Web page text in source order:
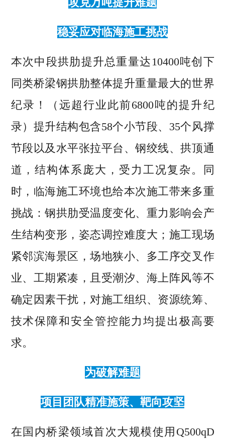
稳妥应对临海施工挑战
本次中段拱肋提升总重量达 10400吨创下
同类桥梁钢拱肋整体提升重量最大的世界
纪录！
（远超行业此前6800吨的提升纪
录） 提升结构包含58个小节段、35个风撑
节段以及水平张拉平台、钢绞线、拱顶通
道，结构体系庞大，受力工况复杂。同
时，临海施工环境也给本次施工带来多重
挑战：钢拱肋受温度变化、重力影响会产
生结构变形，姿态调控难度大；施工现场
紧邻滨海景区，场地狭小、多工序交叉作
业、工期紧凑，且受潮汐、海上阵风等不
确定因素干扰，对施工组织、资源统筹、
技术保障和安全管控能力均提出极高要
求。
为破解难题
项目团队精准施策、靶向攻坚
在国内桥梁领域首次大规模使用Q500qD